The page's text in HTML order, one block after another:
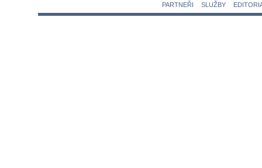
PARTNEŘI
SLUŽBY